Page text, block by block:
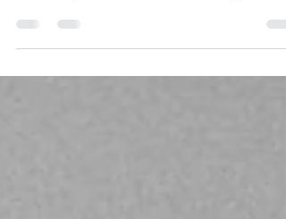
ressentir pendant cette saison un appétit
plus...